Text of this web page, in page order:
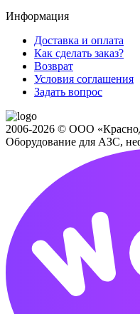
Информация
Доставка и оплата
Как сделать заказ?
Возврат
Условия соглашения
Задать вопрос
2006-2026 © ООО
Оборудование для АЗС,